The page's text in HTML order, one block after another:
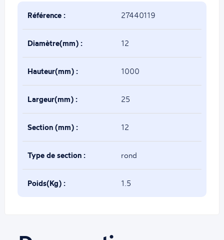
Référence : 27440119
Diamètre(mm) : 12
Hauteur(mm) : 1000
Largeur(mm) : 25
Section (mm) : 12
Type de section : rond
Poids(Kg) : 1.5